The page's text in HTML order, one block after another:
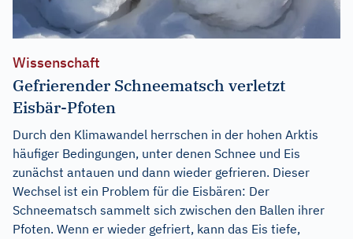
Wissenschaft
Gefrierender Schneematsch verletzt
Eisbär-Pfoten
Durch den Klimawandel herrschen in der hohen Arktis
häufiger Bedingungen, unter denen Schnee und Eis
zunächst antauen und dann wieder gefrieren. Dieser
Wechsel ist ein Problem für die Eisbären: Der
Schneematsch sammelt sich zwischen den Ballen ihrer
Pfoten. Wenn er wieder gefriert, kann das Eis tiefe,